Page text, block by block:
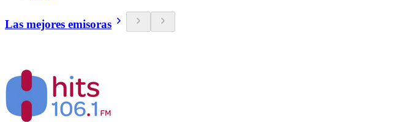
Las mejores emisoras